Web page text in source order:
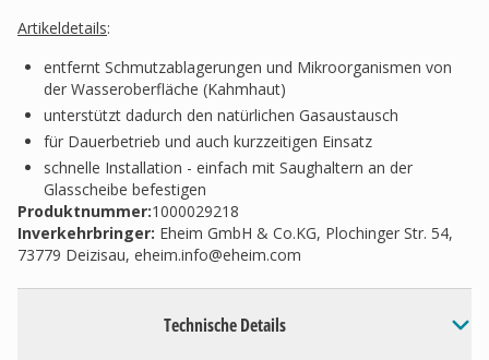
Artikeldetails:
entfernt Schmutzablagerungen und Mikroorganismen von
der Wasseroberfläche (Kahmhaut)
unterstützt dadurch den natürlichen Gasaustausch
für Dauerbetrieb und auch kurzzeitigen Einsatz
schnelle Installation - einfach mit Saughaltern an der
Glasscheibe befestigen
Produktnummer:1000029218
Inverkehrbringer: Eheim GmbH & Co.KG, Plochinger Str. 54,
73779 Deizisau, eheim.info@eheim.com
Technische Details